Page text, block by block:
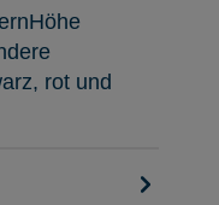
rot und